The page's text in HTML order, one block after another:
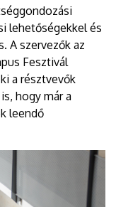
lehetőségekkel és
A szervezők az
Fesztivál
a résztvevők
hogy már a
leendő